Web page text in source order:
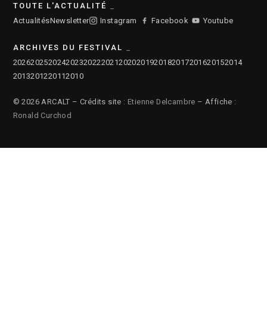
TOUTE L'ACTUALITÉ
ActualitésNewsletter Instagram Facebook Youtube
ARCHIVES DU FESTIVAL
2026202520242023202220212020201920182017201620152014
2013201220112010
© 2026 ARCALT – Crédits site : Etienne Delcambre – Affiche :
Ronald Curchod